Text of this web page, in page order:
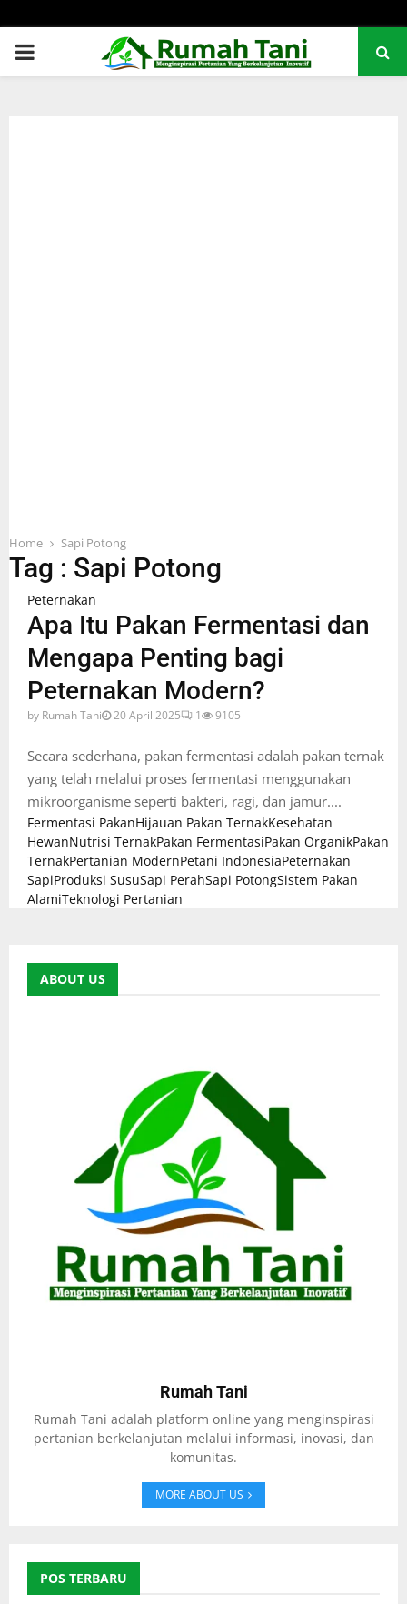
PRIMARY
Home Sapi Potong
Tag : Sapi Potong
Peternakan
Apa Itu Pakan Fermentasi dan
Mengapa Penting bagi
Peternakan Modern?
by Rumah Tani 20 April 2025 1 9105
Secara sederhana, pakan fermentasi adalah pakan ternak
yang telah melalui proses fermentasi menggunakan
mikroorganisme seperti bakteri, ragi, dan jamur....
Fermentasi PakanHijauan Pakan TernakKesehatan
HewanNutrisi TernakPakan FermentasiPakan OrganikPakan
TernakPertanian ModernPetani IndonesiaPeternakan
SapiProduksi SusuSapi PerahSapi PotongSistem Pakan
AlamiTeknologi Pertanian
ABOUT US
Rumah Tani
Rumah Tani adalah platform online yang menginspirasi
pertanian berkelanjutan melalui informasi, inovasi, dan
komunitas.
MORE ABOUT US
POS TERBARU